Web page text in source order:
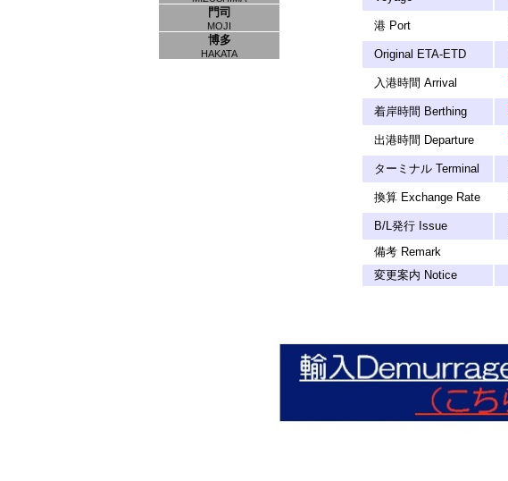
門司
MOJI
博多
HAKATA
港 Port
Original ETA-ETD
入港時間 Arrival
着岸時間 Berthing
出港時間 Departure
ターミナル Terminal
換算 Exchange Rate
B/L発行 Issue
備考 Remark
変更案内 Notice